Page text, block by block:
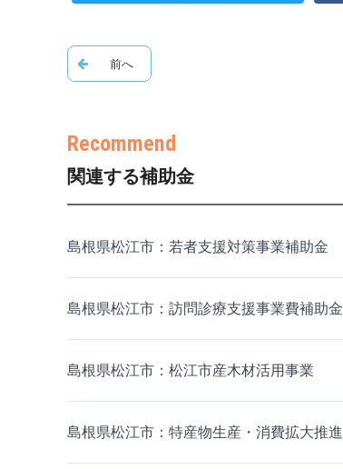
関連する補助金
島根県松江市：若者支援対策事業補助金
島根県松江市：訪問診療支援事業費補助金
島根県松江市：松江市産木材活用事業
島根県松江市：特産物生産・消費拡大推